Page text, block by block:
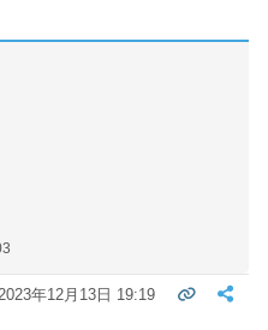
2023年12月13日 19:19